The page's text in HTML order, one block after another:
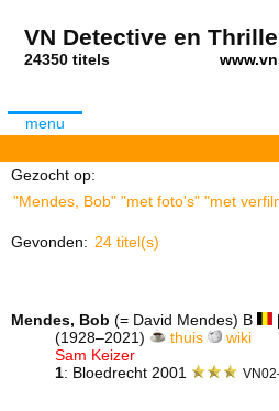
VN Detective en
24350 titels
menu
Gezocht op:
"Mendes, Bob" "met foto's" "met
Gevonden: 24 titel(s)
Mendes, Bob (= David Mendes) B
(1928–2021)
thuis
wiki
Sam Keizer
1: Bloedrecht 2001